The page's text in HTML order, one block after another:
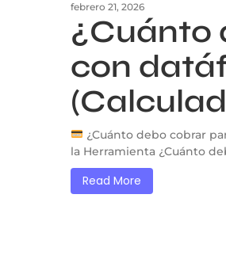
febrero 21, 2026
¿Cuánto
con
¿Cuánto debo cobrar
la Herramienta ¿Cuánto
Read More